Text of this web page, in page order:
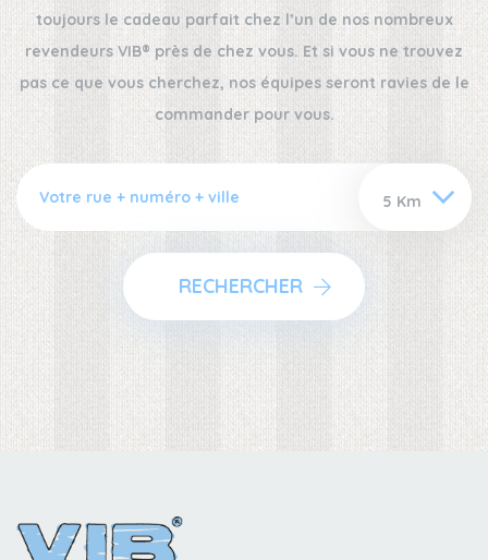
toujours le cadeau parfait chez l’un de nos nombreux
revendeurs VIB® près de chez vous. Et si vous ne trouvez
pas ce que vous cherchez, nos équipes seront ravies de le
commander pour vous.
RECHERCHER